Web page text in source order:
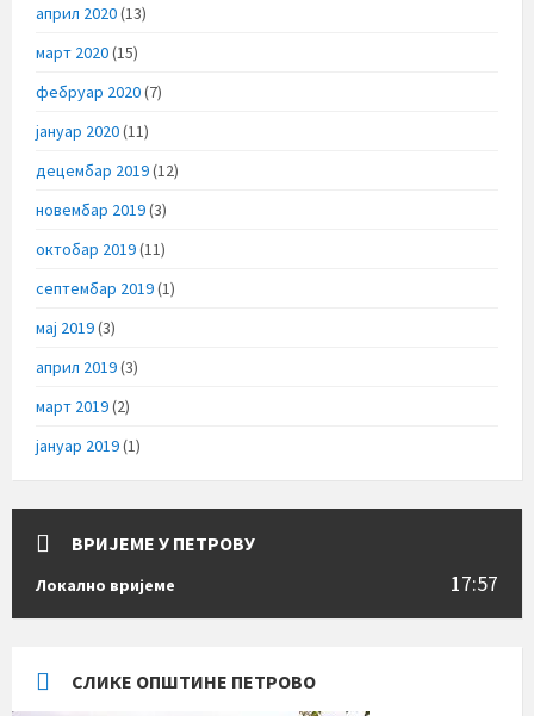
април 2020(13)
март 2020(15)
фебруар 2020(7)
јануар 2020(11)
децембар 2019(12)
новембар 2019(3)
октобар 2019(11)
септембар 2019(1)
мај 2019(3)
април 2019(3)
март 2019(2)
јануар 2019(1)
ВРИЈЕМЕ У ПЕТРОВУ
Локално вријеме 17:57
СЛИКЕ ОПШТИНЕ ПЕТРОВО